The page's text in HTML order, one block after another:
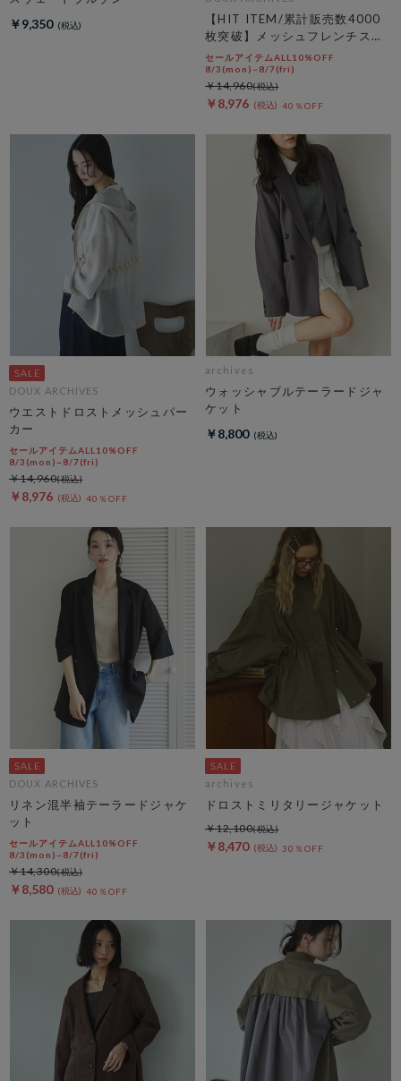
￥9,350
【HIT ITEM/累計販売数4000
枚突破】メッシュフレンチスリ
ーブジャケット／
セールアイテムALL10%OFF
8/3(mon)~8/7(fri)
￥8,976 40％OFF
￥14,960
DOUX ARCHIVES
ウエストドロストメッシュパー
カー
セールアイテムALL10%OFF
8/3(mon)~8/7(fri)
￥8,976 40％OFF
￥14,960
archives
ウォッシャブルテーラードジャ
ケット
￥8,800
DOUX ARCHIVES
リネン混半袖テーラードジャケ
ット
セールアイテムALL10%OFF
8/3(mon)~8/7(fri)
￥8,580 40％OFF
￥14,300
archives
ドロストミリタリージャケット
￥8,470 30％OFF
￥12,100